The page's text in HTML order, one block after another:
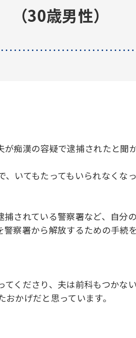
（30歳男性）
痴漢の容疑で逮捕されたと聞
いてもたってもいられなく
されている警察署など、自
察署から解放するための手続
くださり、夫は前科もつか
かげだと思っています。